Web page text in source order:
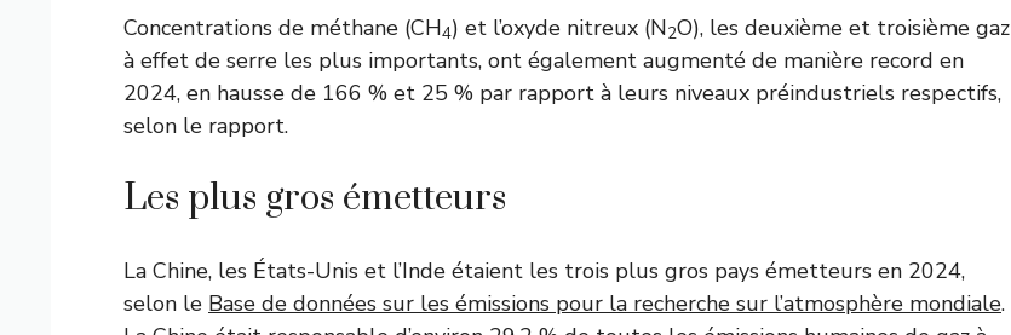
Concentrations de méthane (CH4) et l’oxyde nitreux (N2O), les deuxième et troisième gaz
à effet de serre les plus importants, ont également augmenté de manière record en
2024, en hausse de 166 % et 25 % par rapport à leurs niveaux préindustriels respectifs,
selon le rapport.
Les plus gros émetteurs
La Chine, les États-Unis et l’Inde étaient les trois plus gros pays émetteurs en 2024,
selon le Base de données sur les émissions pour la recherche sur l’atmosphère mondiale.